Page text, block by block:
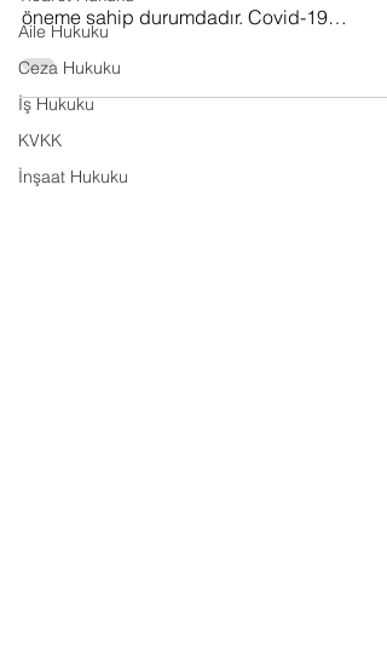
Aile Hukuku
Ceza Hukuku
İş Hukuku
KVKK
İnşaat Hukuku
öneme sahip durumdadır. Covid-19
hastalığının yol...